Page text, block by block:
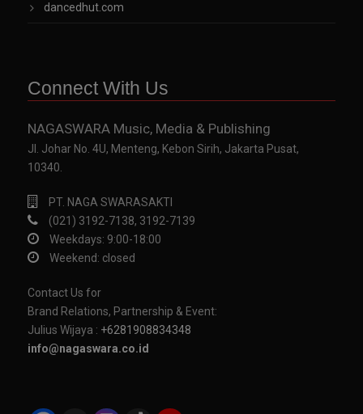
dancedhut.com
Connect With Us
NAGASWARA Music, Media & Publishing
Jl. Johar No. 4U, Menteng, Kebon Sirih, Jakarta Pusat,
10340.
PT. NAGA SWARASAKTI
(021) 3192-7138, 3192-7139
Weekdays: 9:00-18:00
Weekend: closed
Contact Us for
Brand Relations, Partnership & Event:
Julius Wijaya : +6281908834348
info@nagaswara.co.id